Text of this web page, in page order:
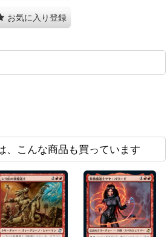
お気に入り登録
、こんな商品も買っています